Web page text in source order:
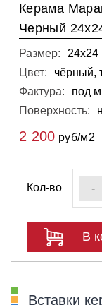
Керама
Черный
Размер:
24х24
Цвет:
чёрный,
Фактура:
под
Поверхность:
2 200 руб/м2
Кол-во -
В
Вставки